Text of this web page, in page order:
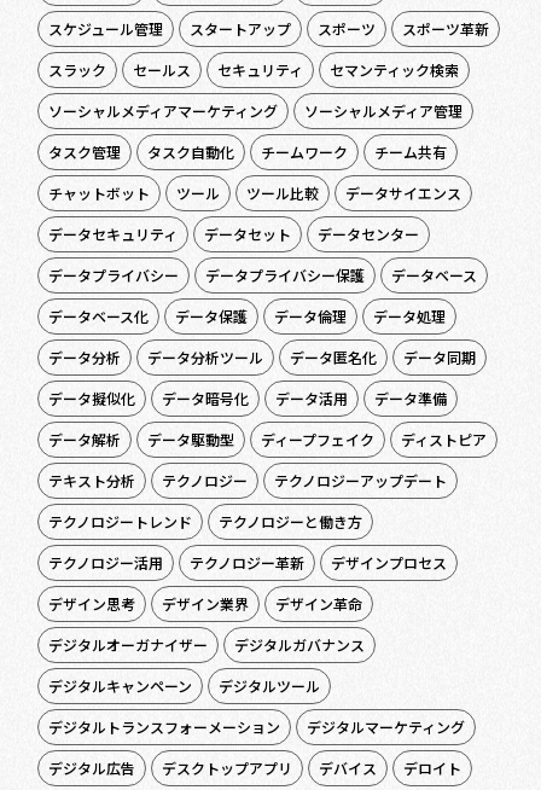
スケジュール管理 スタートアップ スポーツ
スポーツ革新
スラック
セールス セキュリティ
セマンティック検索
ソーシャルメディアマーケティング
ソーシャルメディア管理
タスク管理
タスク自動化 チームワーク
チーム共有
チャットボット
ツール ツール比較
データサイエンス
データセキュリティ
データセット
データセンター
データプライバシー
データプライバシー保護
データベース
データベース化
データ保護 データ倫理
データ処理
データ分析
データ分析ツール データ匿名化
データ同期
データ擬似化
データ暗号化 データ活用
データ準備
データ解析
データ駆動型 ディープフェイク
ディストピア
テキスト分析
テクノロジー
テクノロジーアップデート
テクノロジートレンド
テクノロジーと働き方
テクノロジー活用
テクノロジー革新
デザインプロセス
デザイン思考
デザイン業界
デザイン革命
デジタルオーガナイザー
デジタルガバナンス
デジタルキャンペーン
デジタルツール
デジタルトランスフォーメーション
デジタルマーケティング
デジタル広告
デスクトップアプリ デバイス
デロイト